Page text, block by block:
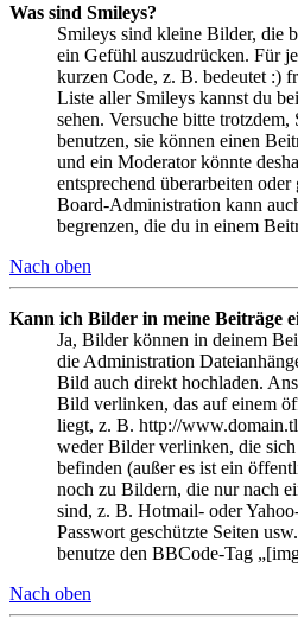
Was sind Smileys?
Smileys sind kleine Bilder, die
ein Gefühl auszudrücken. Für
kurzen Code, z. B. bedeutet :)
Liste aller Smileys kannst du
sehen. Versuche bitte
benutzen, sie können einen
und ein Moderator könnte
entsprechend überarbeiten
Board-Administration kann
begrenzen, die du in einem
Nach oben
Kann ich Bilder in meine Beiträge
Ja, Bilder können in deinem
die Administration
Bild auch direkt hochladen.
Bild verlinken, das auf einem
liegt, z. B. http://
weder Bilder verlinken, die
befinden (außer es ist ein
noch zu Bildern, die nur nach
sind, z. B. Hotmail- oder
Passwort geschützte Seiten
benutze den BBCode-Tag
Nach oben